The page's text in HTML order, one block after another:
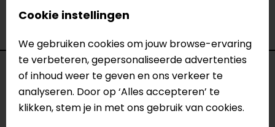
verkoopmedewerkers voor je klaar met advies.
Bekijk ook onzeandere mutsen.
Specificaties
Naam
Arevik Beanie
Cookie instellingen
We gebruiken cookies om jouw browse-ervaring
te verbeteren, gepersonaliseerde advertenties
of inhoud weer te geven en ons verkeer te
analyseren. Door op ‘Alles accepteren’ te
klikken, stem je in met ons gebruik van cookies.